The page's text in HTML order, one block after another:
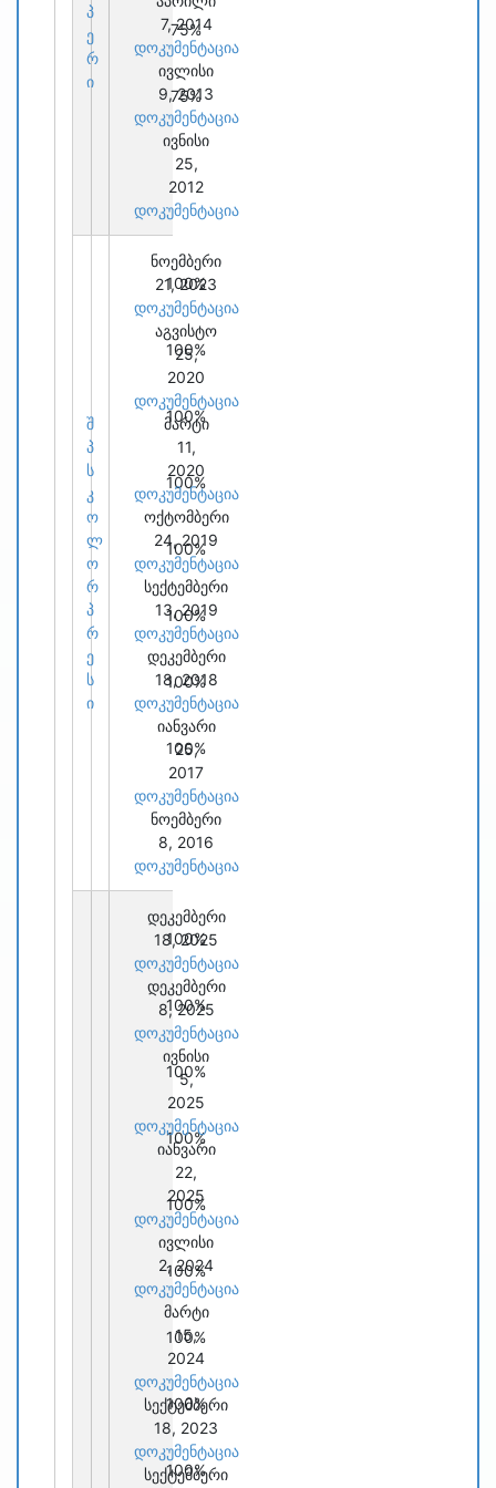
პ
ე
რ
ი
75%
75%
7, 2014
დოკუმენტაცია
ივლისი
9, 2013
დოკუმენტაცია
ივნისი
25,
2012
დოკუმენტაცია
შ
პ
ს
კ
ო
ლ
ო
რ
პ
რ
ე
ს
ი
100%
100%
100%
100%
100%
100%
100%
100%
ნოემბერი
21, 2023
დოკუმენტაცია
აგვისტო
25,
2020
დოკუმენტაცია
მარტი
11,
2020
დოკუმენტაცია
ოქტომბერი
24, 2019
დოკუმენტაცია
სექტემბერი
13, 2019
დოკუმენტაცია
დეკემბერი
18, 2018
დოკუმენტაცია
იანვარი
25,
2017
დოკუმენტაცია
ნოემბერი
8, 2016
დოკუმენტაცია
100%
100%
100%
100%
100%
100%
100%
100%
100%
დეკემბერი
18, 2025
დოკუმენტაცია
დეკემბერი
8, 2025
დოკუმენტაცია
ივნისი
5,
2025
დოკუმენტაცია
იანვარი
22,
2025
დოკუმენტაცია
ივლისი
2, 2024
დოკუმენტაცია
მარტი
15,
2024
დოკუმენტაცია
სექტემბერი
18, 2023
დოკუმენტაცია
სექტემბერი